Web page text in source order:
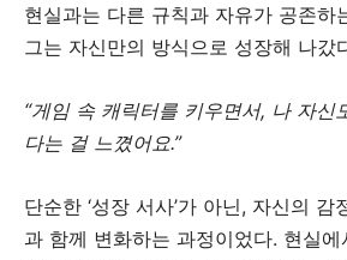
현실과는 다른 규칙과 자유가 공존하
그는 자신만의 방식으로 성장해 나갔
“게임 속 캐릭터를 키우면서, 나 자신
다는 걸 느꼈어요.”
단순한 ‘성장 서사’가 아닌, 자신의 감
과 함께 변화하는 과정이었다. 현실